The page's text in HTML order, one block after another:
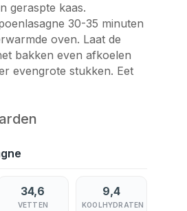
geraspte kaas.
30-35 minuten
oven. Laat de
bakken even afkoelen
evengrote stukken. Eet
34,6
VETTEN
9,4
KOOLHYDRATEN